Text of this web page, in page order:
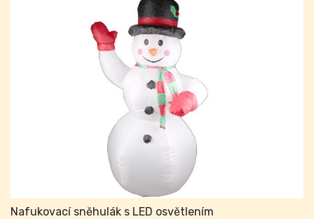
Nafukovací sněhulák s LED osvětlením